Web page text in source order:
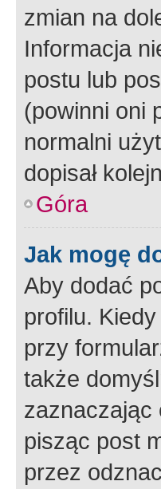
zmian na
Informacja
postu lub
(powinni oni
normalni
dopisał
Góra
Jak mogę
Aby dodać
profilu.
przy
także
zaznaczając
pisząc post
przez